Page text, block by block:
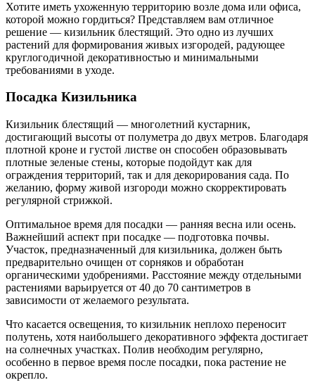
Хотите иметь ухоженную территорию возле дома или офиса,
которой можно гордиться? Представляем вам отличное
решение — кизильник блестящий. Это одно из лучших
растений для формирования живых изгородей, радующее
круглогодичной декоративностью и минимальными
требованиями в уходе.
Посадка Кизильника
Кизильник блестящий — многолетний кустарник,
достигающий высоты от полуметра до двух метров. Благодаря
плотной кроне и густой листве он способен образовывать
плотные зеленые стены, которые подойдут как для
ограждения территорий, так и для декорирования сада. По
желанию, форму живой изгороди можно скорректировать
регулярной стрижкой.
Оптимальное время для посадки — ранняя весна или осень.
Важнейший аспект при посадке — подготовка почвы.
Участок, предназначенный для кизильника, должен быть
предварительно очищен от сорняков и обработан
органическими удобрениями. Расстояние между отдельными
растениями варьируется от 40 до 70 сантиметров в
зависимости от желаемого результата.
Что касается освещения, то кизильник неплохо переносит
полутень, хотя наибольшего декоративного эффекта достигает
на солнечных участках. Полив необходим регулярно,
особенно в первое время после посадки, пока растение не
окрепло.